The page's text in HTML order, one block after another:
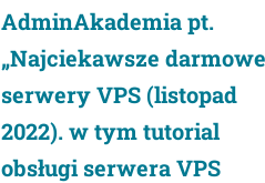
AdminAkademia pt.
„Najciekawsze darmowe
serwery VPS (listopad
2022). w tym tutorial
obsługi serwera VPS